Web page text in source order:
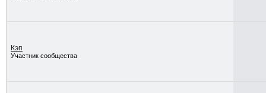
Кэп
Участник сообщества